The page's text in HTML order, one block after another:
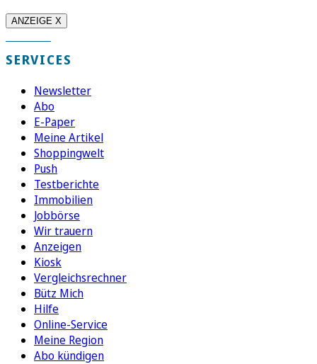
ANZEIGE X
SERVICES
Newsletter
Abo
E-Paper
Meine Artikel
Shoppingwelt
Push
Testberichte
Immobilien
Jobbörse
Wir trauern
Anzeigen
Kiosk
Vergleichsrechner
Bütz Mich
Hilfe
Online-Service
Meine Region
Abo kündigen